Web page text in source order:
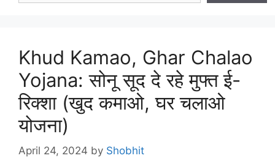
Khud Kamao, Ghar Chalao
Yojana: सोनू सूद दे रहे मुफ्त ई-
रिक्शा (खुद कमाओ, घर चलाओ
योजना)
April 24, 2024 by Shobhit